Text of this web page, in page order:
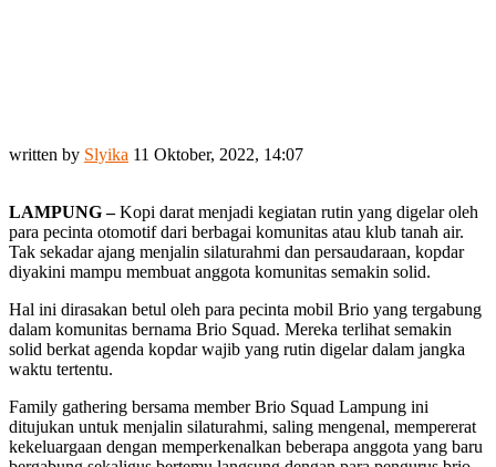
written by Slyika 11 Oktober, 2022, 14:07
LAMPUNG –Kopi darat menjadi kegiatan rutin yang digelar oleh
para pecinta otomotif dari berbagai komunitas atau klub tanah air.
Tak sekadar ajang menjalin silaturahmi dan persaudaraan, kopdar
diyakini mampu membuat anggota komunitas semakin solid.
Hal ini dirasakan betul oleh para pecinta mobil Brio yang tergabung
dalam komunitas bernama Brio Squad. Mereka terlihat semakin
solid berkat agenda kopdar wajib yang rutin digelar dalam jangka
waktu tertentu.
Family gathering bersama member Brio Squad Lampung ini
ditujukan untuk menjalin silaturahmi, saling mengenal, mempererat
kekeluargaan dengan memperkenalkan beberapa anggota yang baru